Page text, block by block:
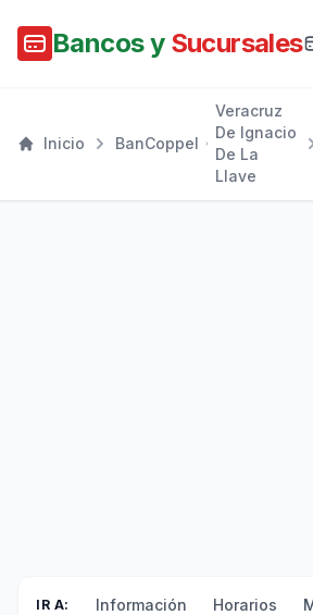
Bancos y Sucursales
Inicio BanCoppel
Veracruz
De Ignacio
De La
Llave
IR A: Información Horarios